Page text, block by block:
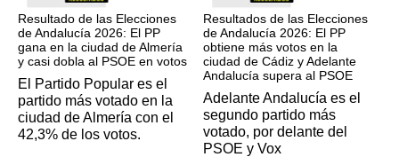
Resultado de las Elecciones
de Andalucía 2026: El PP
gana en la ciudad de Almería
y casi dobla al PSOE en votos
El Partido Popular es el
partido más votado en la
ciudad de Almería con el
42,3% de los votos.
Resultados de las Elecciones
de Andalucía 2026: El PP
obtiene más votos en la
ciudad de Cádiz y Adelante
Andalucía supera al PSOE
Adelante Andalucía es el
segundo partido más
votado, por delante del
PSOE y Vox